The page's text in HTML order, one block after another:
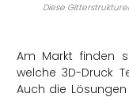
Diese
Am Markt finden
welche 3D-Druck
Auch die